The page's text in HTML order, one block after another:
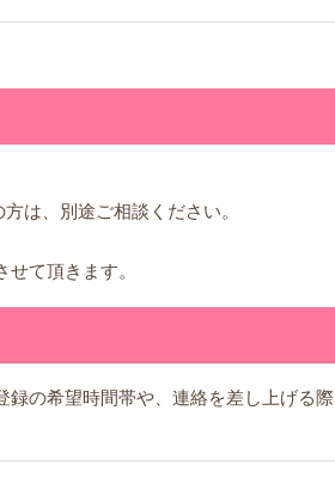
は、別途ご相談ください。
て頂きます。
の希望時間帯や、連絡を差し上げる際